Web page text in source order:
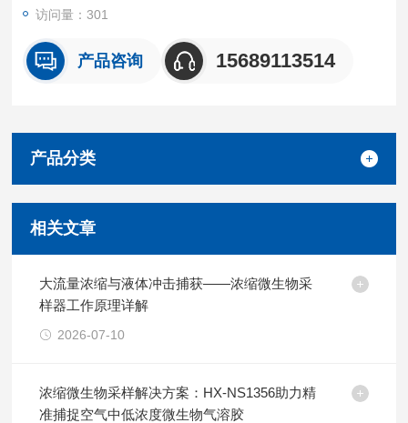
访问量：301
产品咨询 15689113514
产品分类
相关文章
大流量浓缩与液体冲击捕获——浓缩微生物采
样器工作原理详解
2026-07-10
浓缩微生物采样解决方案：HX-NS1356助力精
准捕捉空气中低浓度微生物气溶胶